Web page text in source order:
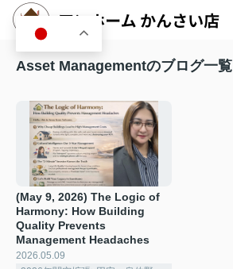
Asset Managementのブログ一覧
(May 9, 2026) The Logic of
Harmony: How Building
Quality Prevents
Management Headaches ️
2026.05.09